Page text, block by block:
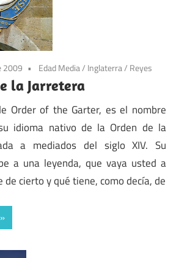
2009 Edad Media/ Inglaterra/ Reyes
la Jarretera
Order of the Garter, es el nombre
idioma nativo de la Orden de la
a mediados del siglo XIV. Su
a una leyenda, que vaya usted a
de cierto y qué tiene, como decía, de